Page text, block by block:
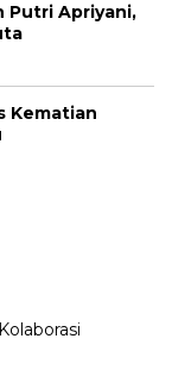
Putri Apriyani,
Kematian